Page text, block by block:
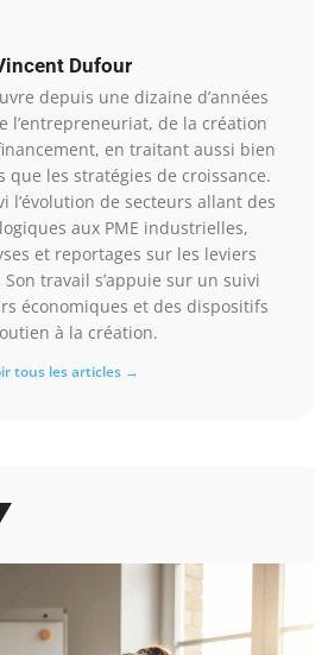
Dufour
depuis une dizaine d’années
l’entrepreneuriat, de la création
en traitant aussi bien
que les stratégies de croissance.
l’évolution de secteurs allant des
aux PME industrielles,
et reportages sur les leviers
Son travail s’appuie sur un suivi
économiques et des dispositifs
à la création.
tous les articles →